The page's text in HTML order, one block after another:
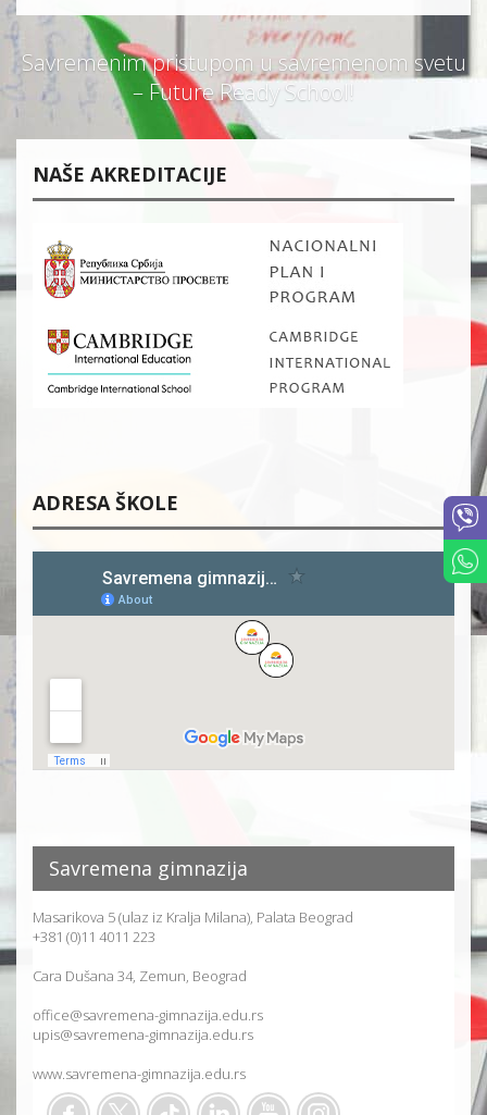
Savremenim pristupom u savremenom svetu
– Future Ready School!
NAŠE AKREDITACIJE
ADRESA ŠKOLE
Savremena gimnazija
Masarikova 5 (ulaz iz Kralja Milana), Palata Beograd
+381 (0)11 4011 223
Cara Dušana 34, Zemun, Beograd
office@savremena-gimnazija.edu.rs
upis@savremena-gimnazija.edu.rs
www.savremena-gimnazija.edu.rs